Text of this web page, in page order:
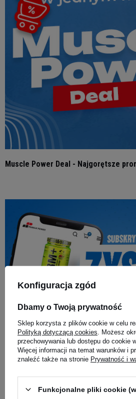
Muscle Power Deal - Najgorętsze
Konfiguracja zgód
Dbamy o Twoją prywatność
Sklep korzysta z plików cookie w celu
Polityką dotyczącą cookies . Możesz
przechowywania lub dostępu do cookie
Więcej informacji na temat warunków i
znaleźć także na stronie Prywatność i
Funkcjonalne pliki cookie